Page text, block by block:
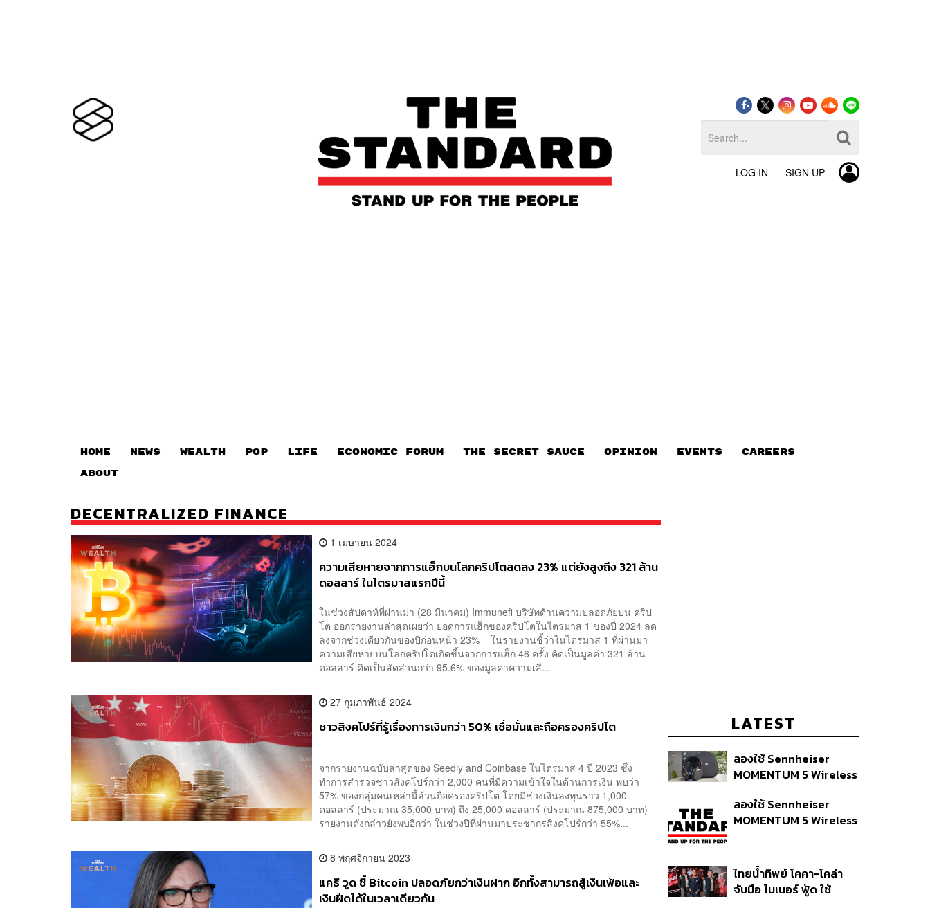
LOG IN SIGN UP
HOME NEWS WEALTH POP LIFE ECONOMIC FORUM THE SECRET SAUCE​ OPINION EVENTS CAREERS
ABOUT
DECENTRALIZED FINANCE
1 เมษายน 2024
ความเสียหายจากการแฮ็กบนโลกคริปโตลดลง 23% แต่ยังสูงถึง 321 ล้าน
ดอลลาร์ ในไตรมาสแรกปีนี้
ในช่วงสัปดาห์ที่ผ่านมา (28 มีนาคม) Immunefi บริษัทด้านความปลอดภัยบน คริป
โต ออกรายงานล่าสุดเผยว่า ยอดการแฮ็กของคริปโตในไตรมาส 1 ของปี 2024 ลด
ลงจากช่วงเดียวกันของปีก่อนหน้า 23% ในรายงานชี้ว่าในไตรมาส 1 ที่ผ่านมา
ความเสียหายบนโลกคริปโตเกิดขึ้นจากการแฮ็ก 46 ครั้ง คิดเป็นมูลค่า 321 ล้าน
ดอลลาร์ คิดเป็นสัดส่วนกว่า 95.6% ของมูลค่าความเสี...
27 กุมภาพันธ์ 2024
ชาวสิงคโปร์ที่รู้เรื่องการเงินกว่า 50% เชื่อมั่นและถือครองคริปโต
จากรายงานฉบับล่าสุดของ Seedly and Coinbase ในไตรมาส 4 ปี 2023 ซึ่ง
ทำการสำรวจชาวสิงคโปร์กว่า 2,000 คนที่มีความเข้าใจในด้านการเงิน พบว่า
57% ของกลุ่มคนเหล่านี้ล้วนถือครองคริปโต โดยมีช่วงเงินลงทุนราว 1,000
ดอลลาร์ (ประมาณ 35,000 บาท) ถึง 25,000 ดอลลาร์ (ประมาณ 875,000 บาท)
รายงานดังกล่าวยังพบอีกว่า ในช่วงปีที่ผ่านมาประชากรสิงคโปร์กว่า 55%...
8 พฤศจิกายน 2023
แคธี วูด ชี้ Bitcoin ปลอดภัยกว่าเงินฝาก อีกทั้งสามารถสู้เงินเฟ้อและ
เงินฝืดได้ในเวลาเดียวกัน
LATEST
ลองใช้ Sennheiser
MOMENTUM 5 Wireless
ถอดเปลี่ยนแบตเองได้
ก่อนกฎ EU บังคับปีหน้า
ลองใช้ Sennheiser
MOMENTUM 5 Wireless
ก่อนกฎ EU บังคับปีหน้า
ไทยน้ำทิพย์ โคคา-โคล่า
จับมือ ไมเนอร์ ฟู้ด ใช้